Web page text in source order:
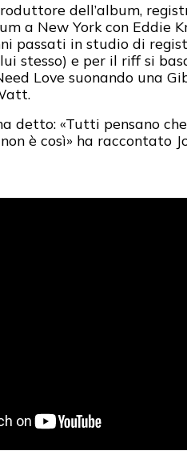
dell’album,
a New York con Eddie
passati in studio di
stesso) e per il riff si
Love suonando una
detto: «Tutti pensano
è così» ha raccontato